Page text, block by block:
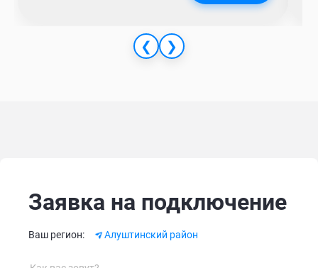
❮ ❯
Заявка на подключение
Ваш регион: Алуштинский район
Alternative: